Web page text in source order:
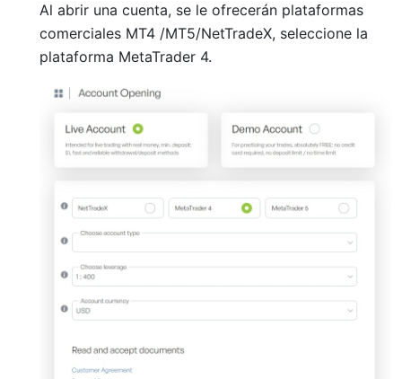
Al abrir una cuenta, se le ofrecerán plataformas
comerciales MT4 /MT5/NetTradeX, seleccione la
plataforma MetaTrader 4.